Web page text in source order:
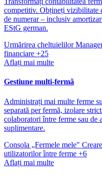
competitiv. Obțineți vizibilitate
de numerar – inclusiv
EStG german.
Urmărirea cheltuielilor
financiare +25
Aflați mai multe
Gestiune multi-fermă
Administrați mai multe ferme
separată per fermă, izolare
colaboratori între ferme sau de
suplimentare.
Consola „Fermele mele"
utilizatorilor între ferme +6
Aflați mai multe